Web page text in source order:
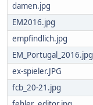
damen.jpg
EM2016.jpg
empfindlich.jpg
EM_Portugal_2016.jpg
ex-spieler.JPG
fcb_20-21.jpg